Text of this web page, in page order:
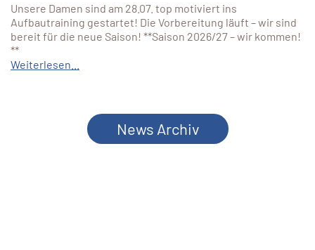
Unsere Damen sind am 28.07. top motiviert ins
Aufbautraining gestartet! Die Vorbereitung läuft – wir sind
bereit für die neue Saison! **Saison 2026/27 – wir kommen!
**
Weiterlesen...
News Archiv